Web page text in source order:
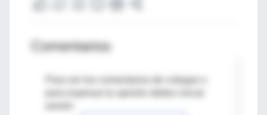
Comentarios
Para ver los comentarios de colegas o